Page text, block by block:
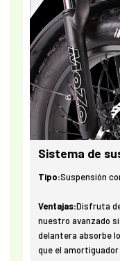
Sistema de
Tipo:Suspensión
Ventajas:Disfruta
nuestro avanzado
delantera absorbe
que el